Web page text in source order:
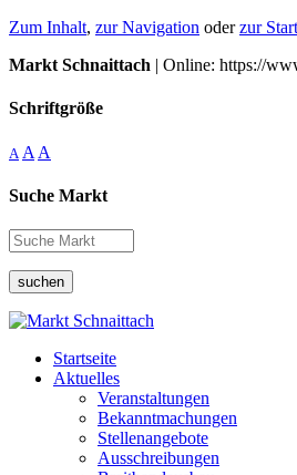
Zum Inhalt, zur Navigation oderzur
Markt Schnaittach | Online: https://
Schriftgröße
A A A
Suche Markt
suchen
Startseite
Aktuelles
Veranstaltungen
Bekanntmachungen
Stellenangebote
Ausschreibungen